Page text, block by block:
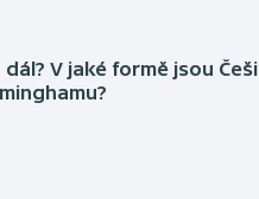
V jaké formě jsou Češi